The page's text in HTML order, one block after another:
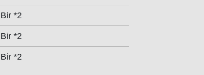
Bir *2
Bir *2
Bir *2